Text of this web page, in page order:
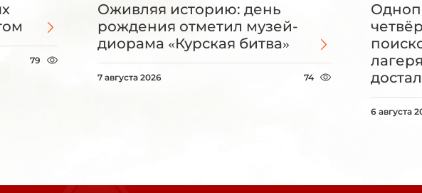
79
Оживляя историю: день
рождения отметил музей-
диорама «Курская битва»
7 августа 2026 74
6 августа